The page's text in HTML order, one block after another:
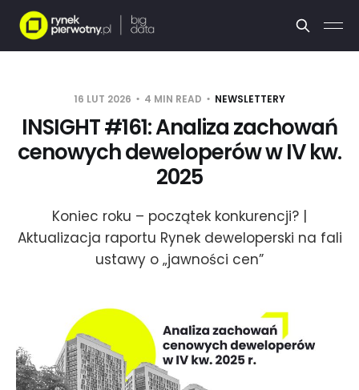
16 LUT 2026 4 MIN READ NEWSLETTERY
INSIGHT #161: Analiza zachowań
cenowych deweloperów w IV kw.
2025
Koniec roku – początek konkurencji? |
Aktualizacja raportu Rynek deweloperski na fali
ustawy o „jawności cen”